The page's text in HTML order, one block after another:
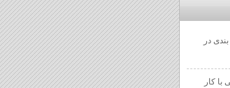
در
با کار